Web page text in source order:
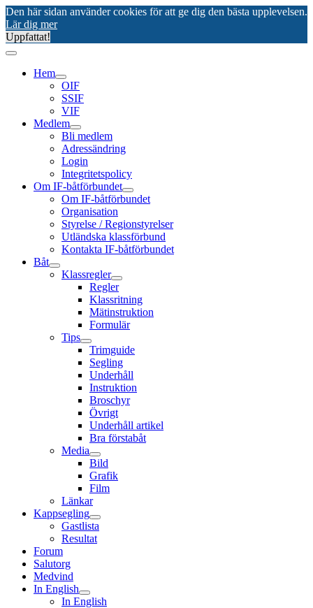
Den här sidan använder cookies för att ge dig den bästa upplevelsen.
Lär dig mer
Uppfattat!
Hem
OIF
SSIF
VIF
Medlem
Bli medlem
Adressändring
Login
Integritetspolicy
Om IF-båtförbundet
Om IF-båtförbundet
Organisation
Styrelse / Regionstyrelser
Utländska klassförbund
Kontakta IF-båtförbundet
Båt
Klassregler
Regler
Klassritning
Mätinstruktion
Formulär
Tips
Trimguide
Segling
Underhåll
Instruktion
Broschyr
Övrigt
Underhåll artikel
Bra förstabåt
Media
Bild
Grafik
Film
Länkar
Kappsegling
Gastlista
Resultat
Forum
Salutorg
Medvind
In English
In English